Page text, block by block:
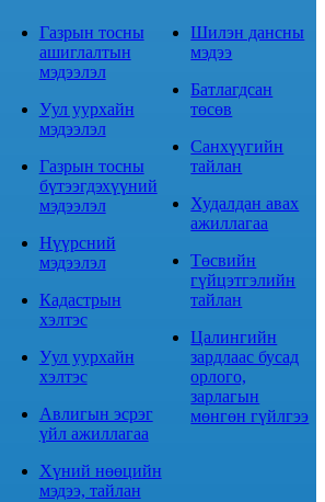
Газрын тосны
ашиглалтын
мэдээлэл
Уул уурхайн
мэдээлэл
Газрын тосны
бүтээгдэхүүний
мэдээлэл
Нүүрсний
мэдээлэл
Кадастрын
хэлтэс
Уул уурхайн
хэлтэс
Авлигын эсрэг
үйл ажиллагаа
Хүний нөөцийн
мэдээ, тайлан
Шилэн дансны
мэдээ
Батлагдсан
төсөв
Санхүүгийн
тайлан
Худалдан авах
ажиллагаа
Төсвийн
гүйцэтгэлийн
тайлан
Цалингийн
зардлаас бусад
орлого,
зарлагын
мөнгөн гүйлгээ